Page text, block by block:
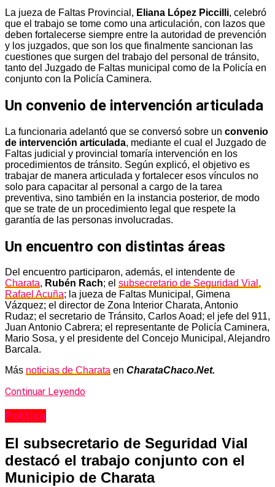
La jueza de Faltas Provincial, Eliana López Piccilli, celebró
que el trabajo se tome como una articulación, con lazos que
deben fortalecerse siempre entre la autoridad de prevención
y los juzgados, que son los que finalmente sancionan las
cuestiones que surgen del trabajo del personal de tránsito,
tanto del Juzgado de Faltas municipal como de la Policía en
conjunto con la Policía Caminera.
Un convenio de intervención articulada
La funcionaria adelantó que se conversó sobre un convenio
de intervención articulada, mediante el cual el Juzgado de
Faltas judicial y provincial tomaría intervención en los
procedimientos de tránsito. Según explicó, el objetivo es
trabajar de manera articulada y fortalecer esos vínculos no
solo para capacitar al personal a cargo de la tarea
preventiva, sino también en la instancia posterior, de modo
que se trate de un procedimiento legal que respete la
garantía de las personas involucradas.
Un encuentro con distintas áreas
Del encuentro participaron, además, el intendente de
Charata, Rubén Rach; el subsecretario de Seguridad Vial,
Rafael Acuña; la jueza de Faltas Municipal, Gimena
Vázquez; el director de Zona Interior Charata, Antonio
Rudaz; el secretario de Tránsito, Carlos Aoad; el jefe del 911,
Juan Antonio Cabrera; el representante de Policía Caminera,
Mario Sosa, y el presidente del Concejo Municipal, Alejandro
Barcala.
Más noticias de Charata en CharataChaco.Net.
Continuar Leyendo
Política
El subsecretario de Seguridad Vial
destacó el trabajo conjunto con el
Municipio de Charata